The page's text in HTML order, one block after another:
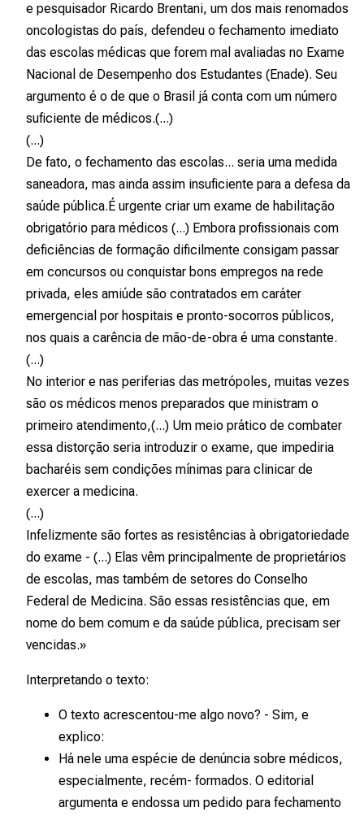
e pesquisador Ricardo Brentani, um dos mais renomados
oncologistas do país, defendeu o fechamento imediato
das escolas médicas que forem mal avaliadas no Exame
Nacional de Desempenho dos Estudantes (Enade). Seu
argumento é o de que o Brasil já conta com um número
suficiente de médicos.(...)
(...)
De fato, o fechamento das escolas... seria uma medida
saneadora, mas ainda assim insuficiente para a defesa da
saúde pública.É urgente criar um exame de habilitação
obrigatório para médicos (...) Embora profissionais com
deficiências de formação dificilmente consigam passar
em concursos ou conquistar bons empregos na rede
privada, eles amiúde são contratados em caráter
emergencial por hospitais e pronto-socorros públicos,
nos quais a carência de mão-de-obra é uma constante.
(...)
No interior e nas periferias das metrópoles, muitas vezes
são os médicos menos preparados que ministram o
primeiro atendimento,(...) Um meio prático de combater
essa distorção seria introduzir o exame, que impediria
bacharéis sem condições mínimas para clinicar de
exercer a medicina.
(...)
Infelizmente são fortes as resistências à obrigatoriedade
do exame - (...) Elas vêm principalmente de proprietários
de escolas, mas também de setores do Conselho
Federal de Medicina. São essas resistências que, em
nome do bem comum e da saúde pública, precisam ser
vencidas.»
Interpretando o texto:
O texto acrescentou-me algo novo? - Sim, e
explico:
Há nele uma espécie de denúncia sobre médicos,
especialmente, recém- formados. O editorial
argumenta e endossa um pedido para fechamento